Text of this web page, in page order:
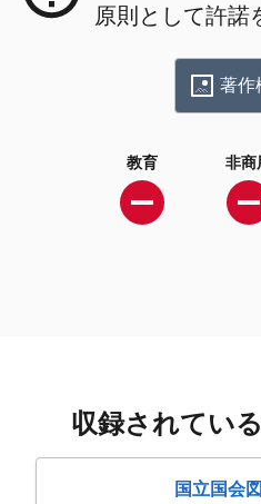
原則として許諾
著作
教育 非商
収録されてい
国立国会